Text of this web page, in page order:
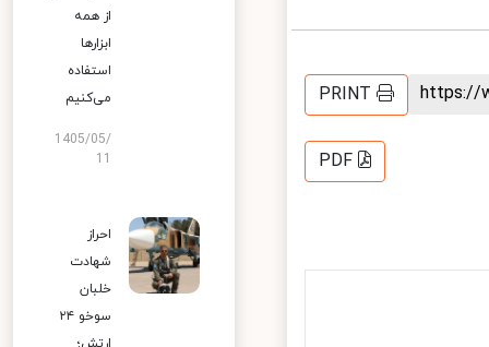
PRINT
PDF
از همه
ابزارها
استفاده
می‌کنیم
1405/05/
احراز
شهادت
خلبان
سوخو ۲۴